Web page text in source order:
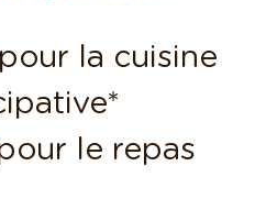
pour la cuisine
le repas